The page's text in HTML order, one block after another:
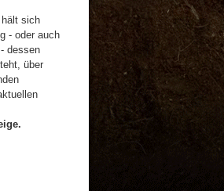
sich
- oder auch
dessen
über